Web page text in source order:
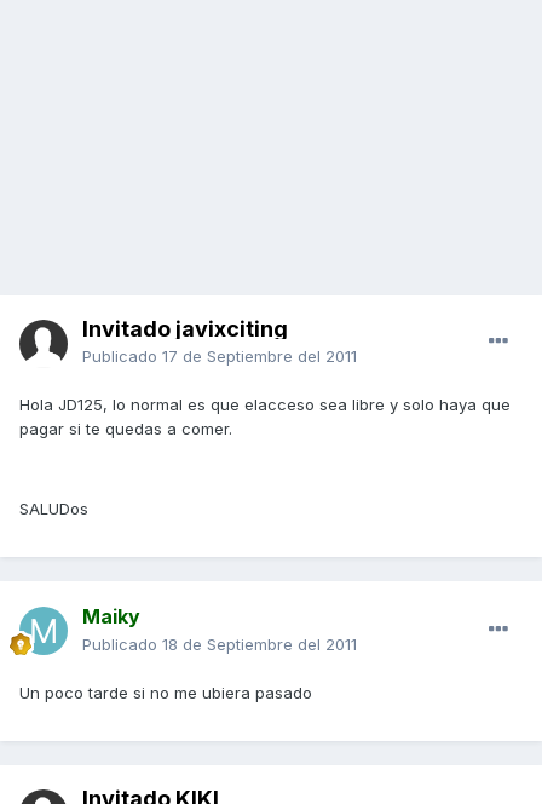
Invitado javixciting
Publicado 17 de Septiembre del 2011
Hola JD125, lo normal es que elacceso sea libre y solo haya que
pagar si te quedas a comer.
SALUDos
Maiky
Publicado 18 de Septiembre del 2011
Un poco tarde si no me ubiera pasado